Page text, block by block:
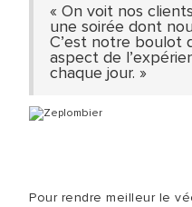
« On voit nos
une soirée dont
C’est notre boulot
aspect de
chaque jour. »
Pour rendre meilleur le